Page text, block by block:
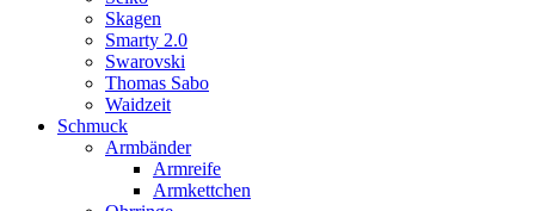
Skagen
Smarty 2.0
Swarovski
Thomas Sabo
Waidzeit
Schmuck
Armbänder
Armreife
Armkettchen